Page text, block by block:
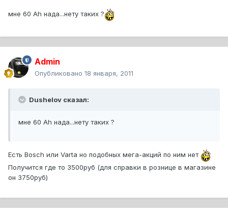
мне 60 Ah нада...нету таких ?
Admin
Опубликовано 18 января, 2011
Dushelov сказал:
мне 60 Ah нада...нету таких ?
Есть Bosch или Varta но подобных мега-акций по ним нет
Получится где то 3500руб (для справки в рознице в магазине
он 3750руб)